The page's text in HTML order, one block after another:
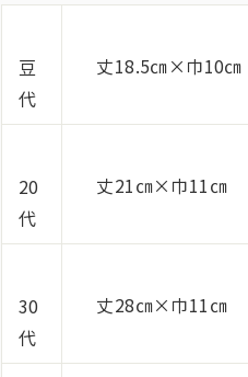
豆
代
丈18.5㎝×巾10㎝
20
代
丈21㎝×巾11㎝
30
代
丈28㎝×巾11㎝